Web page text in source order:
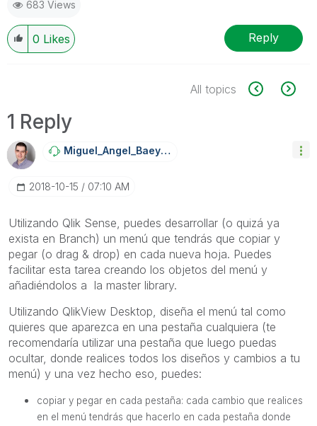
683 Views
0 Likes Reply
All topics
1 Reply
Miguel_Angel_BaEyens
‎2018-10-15 07:10 AM
Utilizando Qlik Sense, puedes desarrollar (o quizá ya
exista en Branch) un menú que tendrás que copiar y
pegar (o drag & drop) en cada nueva hoja. Puedes
facilitar esta tarea creando los objetos del menú y
añadiéndolos a la master library.
Utilizando QlikView Desktop, diseña el menú tal como
quieres que aparezca en una pestaña cualquiera (te
recomendaría utilizar una pestaña que luego puedas
ocultar, donde realices todos los diseños y cambios a tu
menú) y una vez hecho eso, puedes:
copiar y pegar en cada pestaña: cada cambio que realices
en el menú tendrás que hacerlo en cada pestaña donde